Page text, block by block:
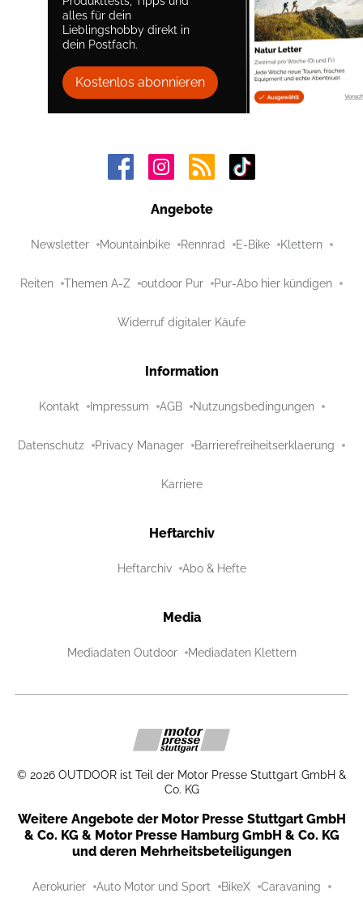
alles für dein
Lieblingshobby direkt in
dein Postfach.
Kostenlos abonnieren
Angebote
Newsletter Mountainbike Rennrad E-Bike Klettern
Reiten Themen A-Z outdoor Pur Pur-Abo hier kündigen
Widerruf digitaler Käufe
Information
Kontakt Impressum AGB Nutzungsbedingungen
Datenschutz Privacy Manager Barrierefreiheitserklaerung
Karriere
Heftarchiv
Heftarchiv Abo & Hefte
Media
Mediadaten Outdoor Mediadaten Klettern
© 2026 OUTDOOR ist Teil der Motor Presse Stuttgart GmbH &
Co. KG
Weitere Angebote der Motor Presse Stuttgart GmbH
& Co. KG & Motor Presse Hamburg GmbH & Co. KG
und deren Mehrheitsbeteiligungen
Aerokurier Auto Motor und Sport BikeX Caravaning